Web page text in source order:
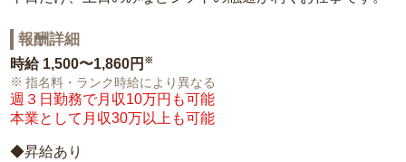
報酬詳細
時給 1,500〜1,860円 ※
指名料・ランク時給により異なる
週３日勤務で月収10万円も可能
本業として月収30万以上も可能
◆昇給あり